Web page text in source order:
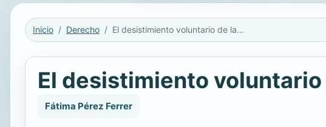
Inicio Derecho El desistimiento voluntario de la tentativa en el Código penal español
El desistimiento
Fátima Pérez Ferrer